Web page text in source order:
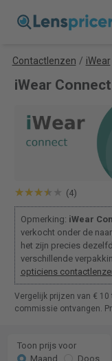
Contactlenzen / iWear
iWear
(4)
Opmerking: iWear
verkocht onder de
het zijn precies
verschillende
opticiens
Vergelijk prijzen van €
commissie ontvangen.
Toon prijs voor
Maand
Doos